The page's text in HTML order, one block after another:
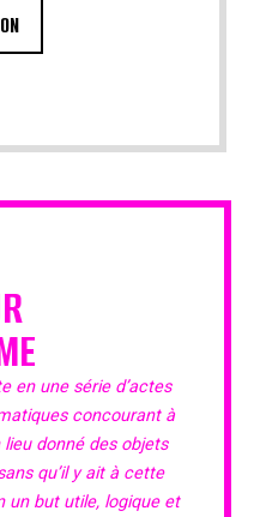
en une série d’actes
concourant à
donné des objets
qu’il y ait à cette
un but utile, logique et